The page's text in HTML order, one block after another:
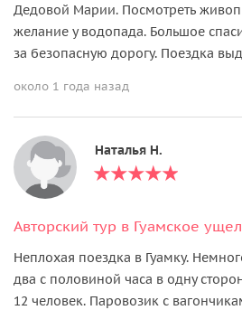
Дедовой Марии. Посмотреть
желание у водопада. Большое
за безопасную дорогу. Поездка
около 1 года назад
Наталья Н.
Неплохая поездка в Гуамку.
два с половиной часа в одну
12 человек. Паровозик с